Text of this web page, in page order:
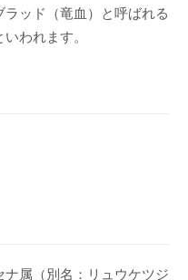
ッド（竜血）と呼ばれる
われます。
属（別名：リュウケツジ